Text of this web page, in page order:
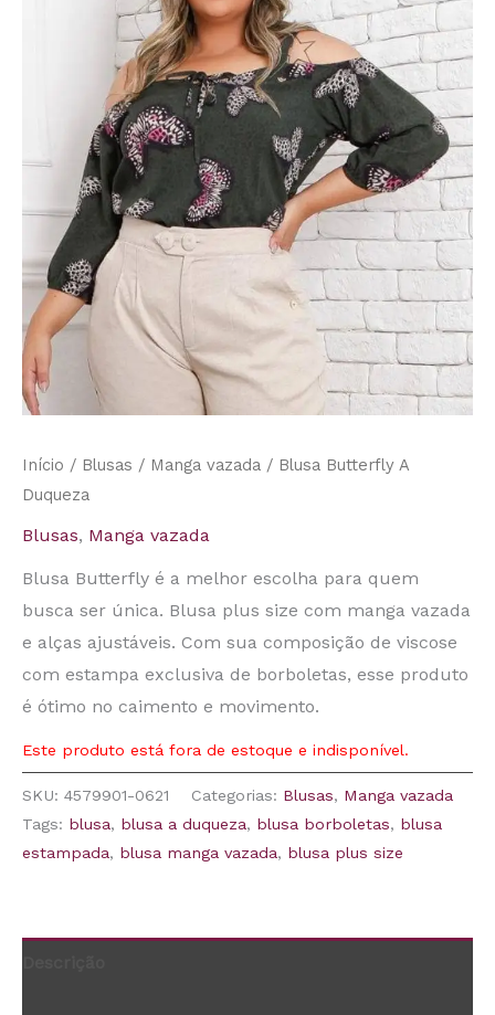
Início / Blusas / Manga vazada / Blusa Butterfly A
Duqueza
Blusas, Manga vazada
Blusa Butterfly é a melhor escolha para quem
busca ser única. Blusa plus size com manga vazada
e alças ajustáveis. Com sua composição de viscose
com estampa exclusiva de borboletas, esse produto
é ótimo no caimento e movimento.
Este produto está fora de estoque e indisponível.
SKU: 4579901-0621 Categorias: Blusas, Manga vazada
Tags: blusa, blusa a duqueza, blusa borboletas, blusa
estampada, blusa manga vazada, blusa plus size